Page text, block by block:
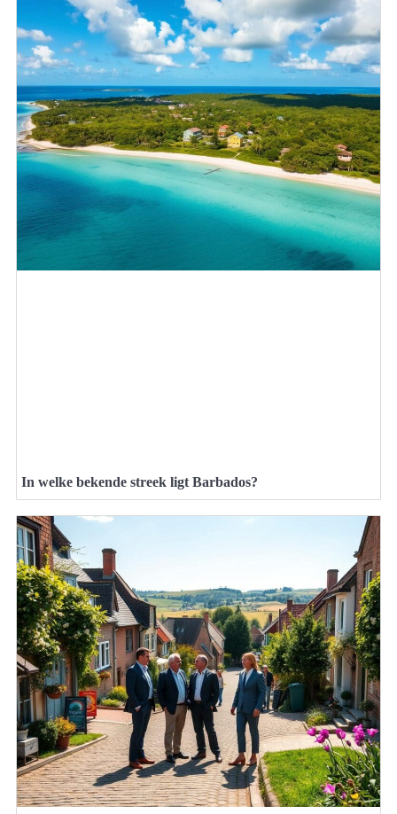
In welke bekende streek ligt Barbados?